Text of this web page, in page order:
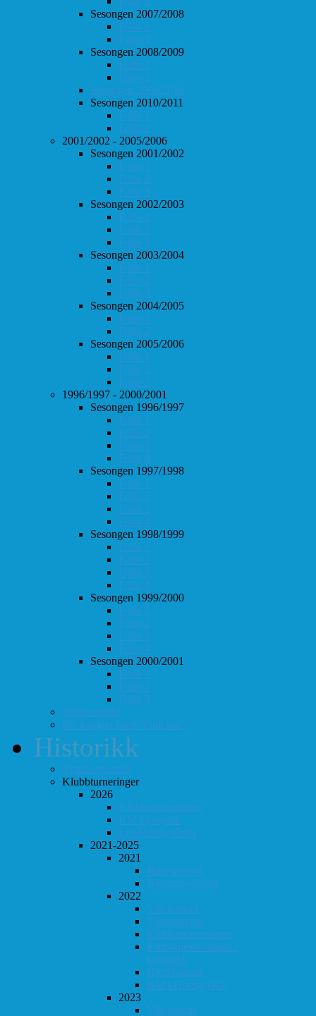
Sesongen 2007/2008
Follo 1
Follo 2
Sesongen 2008/2009
Follo 1
Follo 2
Sesongen 2009/2010
Sesongen 2010/2011
Follo 1
Follo 2
2001/2002 - 2005/2006
Sesongen 2001/2002
Follo 1
Follo 2
Follo 3
Sesongen 2002/2003
Follo 1
Follo 2
Follo 3
Sesongen 2003/2004
Follo 1
Follo 2
Follo 3
Sesongen 2004/2005
Follo 1
Follo 2
Sesongen 2005/2006
Follo 1
Follo 2
Follo 3
1996/1997 - 2000/2001
Sesongen 1996/1997
Follo 1
Follo 2
Follo 3
Follo 4
Sesongen 1997/1998
Follo 1
Follo 2
Follo 3
Follo 4
Sesongen 1998/1999
Follo 1
Follo 2
Follo 3
Follo 4
Sesongen 1999/2000
Follo 1
Follo 2
Follo 3
Follo 4
Sesongen 2000/2001
Follo 1
Follo 2
Follo 3
Totaloversikt
ØS-kamper med "Fullt hus"
Historikk
Vinner-oversikt
Klubbturneringer
2026
Klubbmesterskapet
KM Lynsjakk
Lyn/Hurtig våren
2021-2025
2021
Høst-konrad
Høstturneringen
2022
Vår-konrad
Vårturnering
Klubbmesterskapet
Klubbmesterskapet i
Lynsjakk
Høst-konrad
KM i Hurtigsjakk
2023
Vår-konrad